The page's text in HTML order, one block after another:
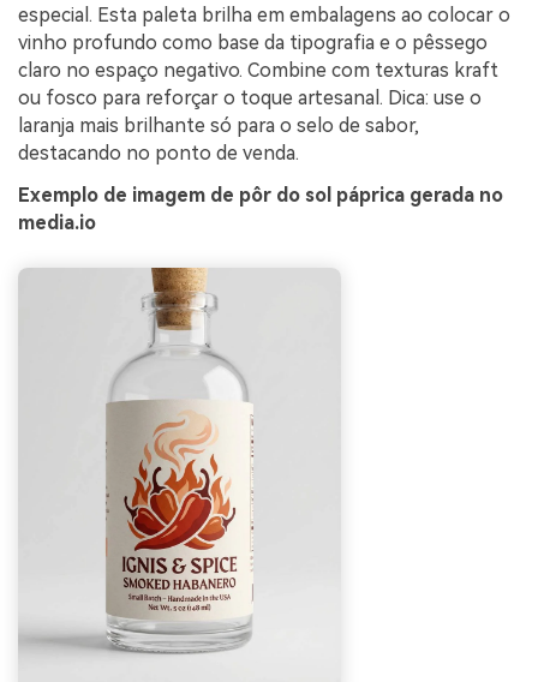
especial. Esta paleta brilha em embalagens ao colocar o
vinho profundo como base da tipografia e o pêssego
claro no espaço negativo. Combine com texturas kraft
ou fosco para reforçar o toque artesanal. Dica: use o
laranja mais brilhante só para o selo de sabor,
destacando no ponto de venda.
Exemplo de imagem de pôr do sol páprica gerada no
media.io